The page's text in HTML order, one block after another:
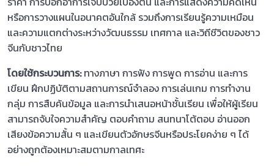
หรือการวางแผนในอนาคตอันใกล้ รวมถึงการเรียนรู้ความเหมือน
และความแตกต่างระหว่างวัฒนธรรม เทศกาล และวิถีชีวิตของชาว
จีนกับชาวไทย
โดยใช้กระบวนการ:ทางภาษา การฟัง การพูด การอ่าน และการ
เขียน ฝึกปฏิบัติตามสถานการณ์จำลอง การเล่นเกม การทำงาน
กลุ่ม การสืบค้นข้อมูล และการนำเสนอหน้าชั้นเรียน เพื่อให้ผู้เรียน
สามารถจับใจความสำคัญ ตอบคำถาม สนทนาโต้ตอบ อ่านออก
เสียงข้อความสั้น ๆ และเขียนตัวอักษรจีนหรือประโยคง่าย ๆ ได้
อย่างถูกต้องเหมาะสมตามกาลเทศะ